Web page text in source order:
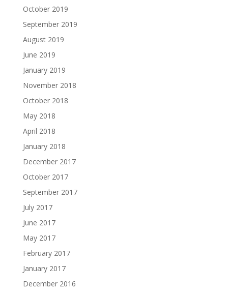
October 2019
September 2019
August 2019
June 2019
January 2019
November 2018
October 2018
May 2018
April 2018
January 2018
December 2017
October 2017
September 2017
July 2017
June 2017
May 2017
February 2017
January 2017
December 2016